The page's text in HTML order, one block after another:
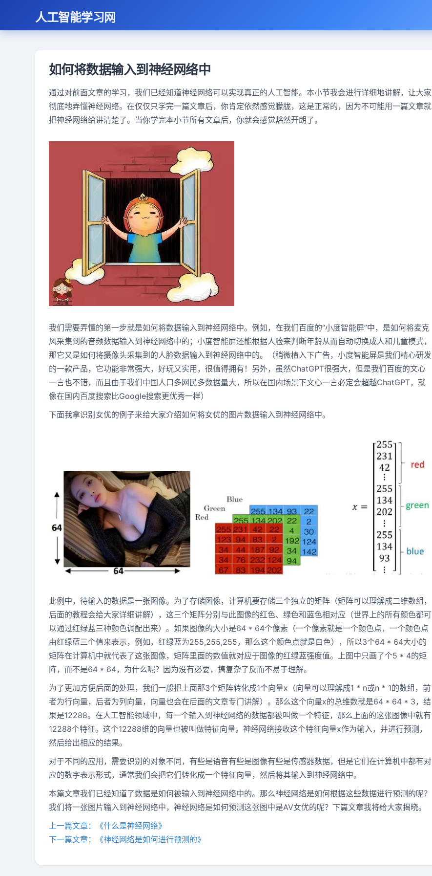
人工智能学习网
如何将数据输入到神经网络中
通过对前面文章的学习，我们已经知道神经网络可以实现真正的人工智能。本小节我会进行详细地讲解，让大家
彻底地弄懂神经网络。在仅仅只学完一篇文章后，你肯定依然感觉朦胧，这是正常的，因为不可能用一篇文章就
把神经网络给讲清楚了。当你学完本小节所有文章后，你就会感觉豁然开朗了。
我们需要弄懂的第一步就是如何将数据输入到神经网络中。例如，在我们百度的“小度智能屏”中，是如何将麦克
风采集到的音频数据输入到神经网络中的；小度智能屏还能根据人脸来判断年龄从而自动切换成人和儿童模式，
那它又是如何将摄像头采集到的人脸数据输入到神经网络中的。（稍微植入下广告，小度智能屏是我们精心研发
的一款产品，它功能非常强大，好玩又实用，很值得拥有！另外，虽然ChatGPT很强大，但是我们百度的文心
一言也不错，而且由于我们中国人口多网民多数据量大，所以在国内场景下文心一言必定会超越ChatGPT，就
像在国内百度搜索比Google搜索更优秀一样）
下面我拿识别女优的例子来给大家介绍如何将女优的图片数据输入到神经网络中。
此例中，待输入的数据是一张图像。为了存储图像，计算机要存储三个独立的矩阵（矩阵可以理解成二维数组，
后面的教程会给大家详细讲解），这三个矩阵分别与此图像的红色、绿色和蓝色相对应（世界上的所有颜色都可
以通过红绿蓝三种颜色调配出来）。如果图像的大小是64 * 64个像素（一个像素就是一个颜色点，一个颜色点
由红绿蓝三个值来表示，例如，红绿蓝为255,255,255，那么这个颜色点就是白色），所以3个64 * 64大小的
矩阵在计算机中就代表了这张图像，矩阵里面的数值就对应于图像的红绿蓝强度值。上图中只画了个5 * 4的矩
阵，而不是64 * 64，为什么呢？因为没有必要，搞复杂了反而不易于理解。
为了更加方便后面的处理，我们一般把上面那3个矩阵转化成1个向量x（向量可以理解成1 * n或n * 1的数组，前
者为行向量，后者为列向量，向量也会在后面的文章专门讲解）。那么这个向量x的总维数就是64 * 64 * 3，结
果是12288。在人工智能领域中，每一个输入到神经网络的数据都被叫做一个特征，那么上面的这张图像中就有
12288个特征。这个12288维的向量也被叫做特征向量。神经网络接收这个特征向量x作为输入，并进行预测，
然后给出相应的结果。
对于不同的应用，需要识别的对象不同，有些是语音有些是图像有些是传感器数据，但是它们在计算机中都有对
应的数字表示形式，通常我们会把它们转化成一个特征向量，然后将其输入到神经网络中。
本篇文章我们已经知道了数据是如何被输入到神经网络中的。那么神经网络是如何根据这些数据进行预测的呢？
我们将一张图片输入到神经网络中，神经网络是如何预测这张图中是AV女优的呢？下篇文章我将给大家揭晓。
上一篇文章：《什么是神经网络》
下一篇文章：《神经网络是如何进行预测的》